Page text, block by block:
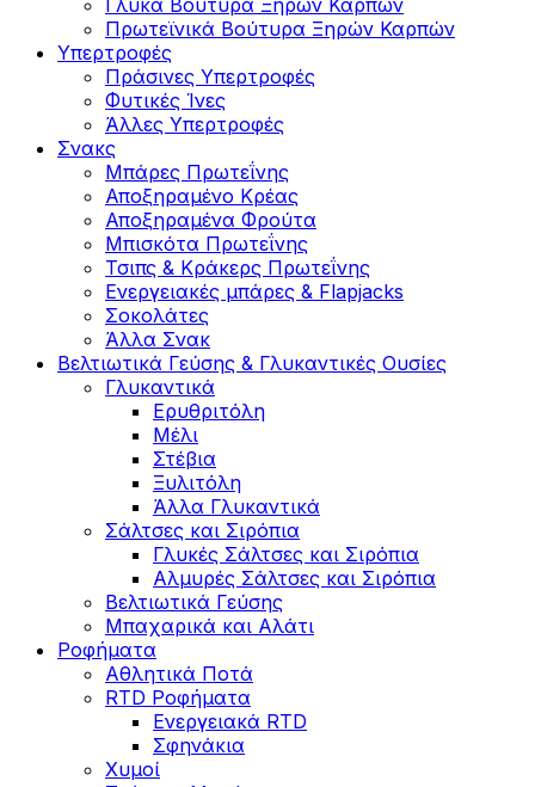
Πρωτεϊνικά Βούτυρα Ξηρών Καρπών
Υπερτροφές
Πράσινες Υπερτροφές
Φυτικές Ίνες
Άλλες Υπερτροφές
Σνακς
Μπάρες Πρωτεΐνης
Αποξηραμένο Κρέας
Αποξηραμένα Φρούτα
Μπισκότα Πρωτεΐνης
Τσιπς & Kράκερς Πρωτεΐνης
Ενεργειακές μπάρες & Flapjacks
Σοκολάτες
Άλλα Σνακ
Βελτιωτικά Γεύσης & Γλυκαντικές Ουσίες
Γλυκαντικά
Ερυθριτόλη
Μέλι
Στέβια
Ξυλιτόλη
Άλλα Γλυκαντικά
Σάλτσες και Σιρόπια
Γλυκές Σάλτσες και Σιρόπια
Αλμυρές Σάλτσες και Σιρόπια
Bελτιωτικά Γεύσης
Μπαχαρικά και Αλάτι
Ροφήματα
Αθλητικά Ποτά
RTD Ροφήματα
Ενεργειακά RTD
Σφηνάκια
Χυμοί